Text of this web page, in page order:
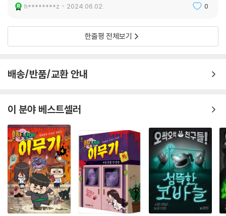
다.”_4학년 김*은
“나도 프로파일러한테 스카우트를 당하고 싶다.”_5학년 김*
h********z 2024.06.02. 0
한줄평 전체보기
배송/반품/교환 안내
이 분야 베스트셀러